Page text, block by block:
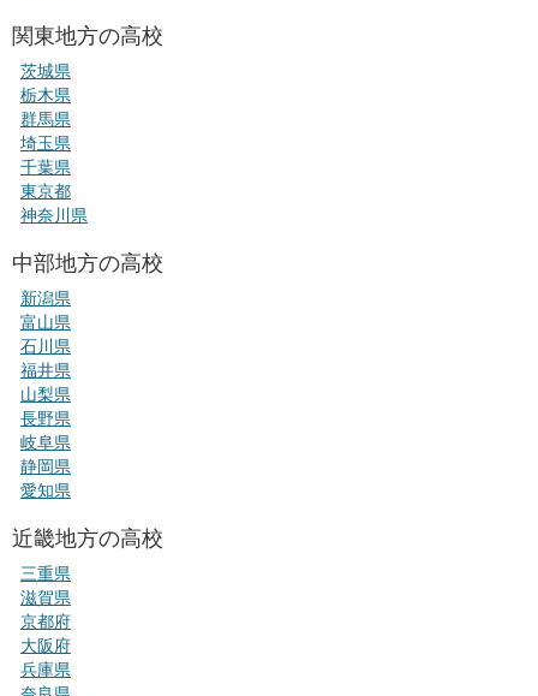
関東地方の高校
茨城県
栃木県
群馬県
埼玉県
千葉県
東京都
神奈川県
中部地方の高校
新潟県
富山県
石川県
福井県
山梨県
長野県
岐阜県
静岡県
愛知県
近畿地方の高校
三重県
滋賀県
京都府
大阪府
兵庫県